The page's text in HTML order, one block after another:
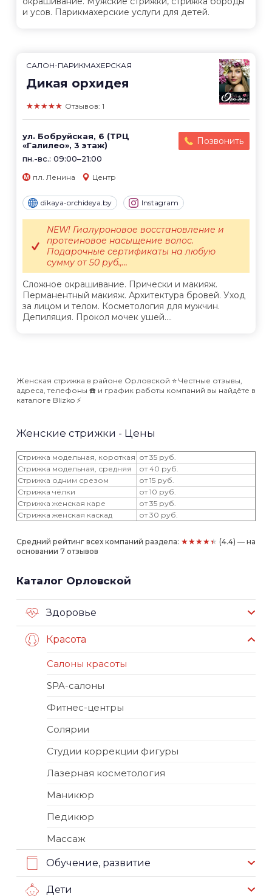
и усов. Парикмахерские услуги для детей.
САЛОН-ПАРИКМАХЕРСКАЯ
Дикая орхидея
★★★★★ Отзывов: 1
ул. Бобруйская, 6 (ТРЦ
«Галилео», 3 этаж)
пн.-вс.: 09:00–21:00
Позвонить
пл. Ленина Центр
dikaya-orchideya.by Instagram
Сложное окрашивание. Прически и макияж.
Перманентный макияж. Архитектура бровей. Уход
за лицом и телом. Косметология для мужчин.
Депиляция. Прокол мочек ушей....
NEW! Гиалуроновое восстановление и
протеиновое насыщение волос.
Подарочные сертификаты на любую
сумму от 50 руб.,...
Женская стрижка в районе Орловской ⭐️ Честные отзывы,
адреса, телефоны ☎️ и график работы компаний вы найдёте в
каталоге Blizko ⚡️
Женские стрижки - Цены
Стрижка модельная, короткая от 35 руб.
Стрижка модельная, средняя
от 40 руб.
Стрижка одним срезом
от 15 руб.
Стрижка чёлки
от 10 руб.
Стрижка женская каре
от 35 руб.
Стрижка женская каскад
от 30 руб.
Средний рейтинг всех компаний раздела: ★★★★★ (4.4) — на
основании 7 отзывов
Каталог Орловской
Здоровье
Красота
Салоны красоты
SPA-салоны
Фитнес-центры
Солярии
Студии коррекции фигуры
Лазерная косметология
Маникюр
Педикюр
Массаж
Обучение, развитие
Дети